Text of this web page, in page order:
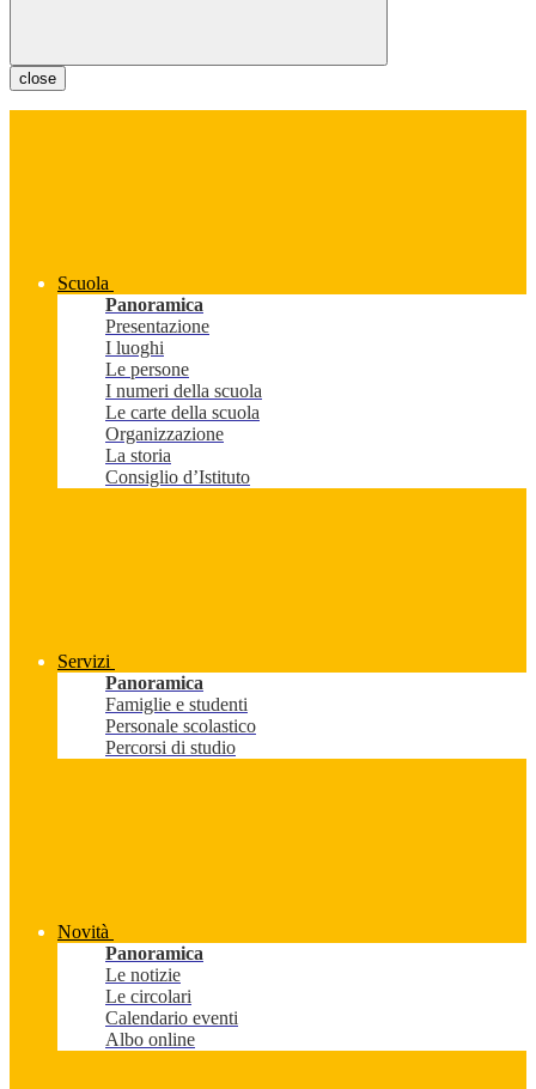
close
Scuola
Panoramica
Presentazione
I luoghi
Le persone
I numeri della scuola
Le carte della scuola
Organizzazione
La storia
Consiglio d’Istituto
Servizi
Panoramica
Famiglie e studenti
Personale scolastico
Percorsi di studio
Novità
Panoramica
Le notizie
Le circolari
Calendario eventi
Albo online